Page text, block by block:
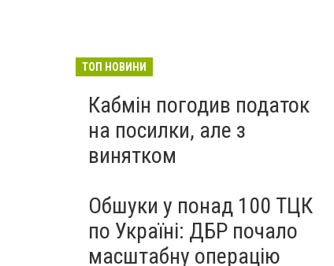
ТОП НОВИНИ
Кабмін погодив податок
на посилки, але з
винятком
Обшуки у понад 100 ТЦК
по Україні: ДБР почало
масштабну операцію